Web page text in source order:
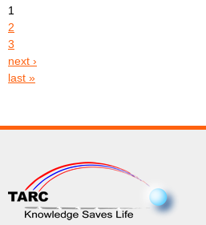
1
2
3
next ›
last »